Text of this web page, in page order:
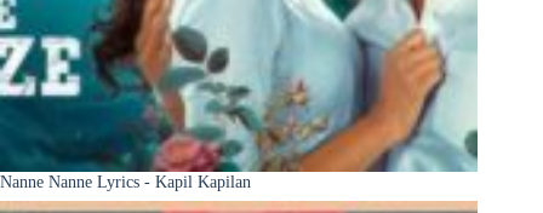
Nanne Nanne Lyrics - Kapil Kapilan